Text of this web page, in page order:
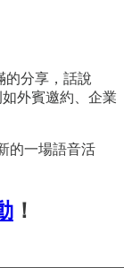
的分享，話說
外賓邀約、企業
的一場語音活
！